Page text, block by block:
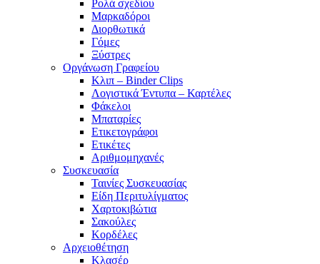
Ρολά σχεδίου
Μαρκαδόροι
Διορθωτικά
Γόμες
Ξύστρες
Οργάνωση Γραφείου
Κλιπ – Binder Clips
Λογιστικά Έντυπα – Καρτέλες
Φάκελοι
Μπαταρίες
Ετικετογράφοι
Ετικέτες
Αριθμομηχανές
Συσκευασία
Ταινίες Συσκευασίας
Είδη Περιτυλίγματος
Χαρτοκιβώτια
Σακούλες
Κορδέλες
Αρχειοθέτηση
Κλασέρ